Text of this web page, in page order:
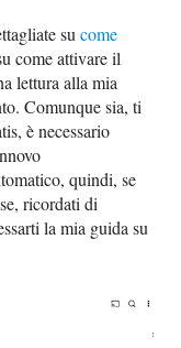
sucome
come attivare il
lettura alla mia
Comunque sia, ti
è necessario
quindi, se
ricordati di
la mia guida su